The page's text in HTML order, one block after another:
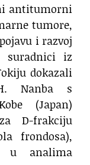
antitumorni
tumore,
i razvoj
suradnici iz
dokazali
Nanba s
(Japan)
D-frakciju
frondosa),
u analima